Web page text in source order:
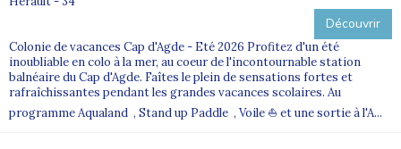
Découvrir
Colonie de vacances Cap d'Agde - Eté 2026 Profitez d'un été
inoubliable en colo à la mer, au coeur de l'incontournable station
balnéaire du Cap d'Agde. Faîtes le plein de sensations fortes et
rafraîchissantes pendant les grandes vacances scolaires. Au
programme Aqualand , Stand up Paddle , Voile ⛵ et une sortie à l'A...